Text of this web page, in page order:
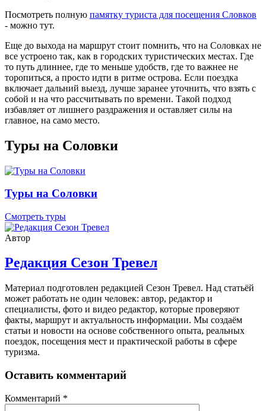
Посмотреть полную памятку туриста для посещения Словков
- можно тут.
Еще до выхода на маршрут стоит помнить, что на Соловках не
все устроено так, как в городских туристических местах. Где
то путь длиннее, где то меньше удобств, где то важнее не
торопиться, а просто идти в ритме острова. Если поездка
включает дальний выезд, лучше заранее уточнить, что взять с
собой и на что рассчитывать по времени. Такой подход
избавляет от лишнего раздражения и оставляет силы на
главное, на само место.
Туры на Соловки
Туры на Соловки
Смотреть туры
Автор
Редакция Сезон Тревел
Материал подготовлен редакцией Сезон Тревел. Над статьёй
может работать не один человек: автор, редактор и
специалисты, фото и видео редактор, которые проверяют
факты, маршрут и актуальность информации. Мы создаём
статьи и новости на основе собственного опыта, реальных
поездок, посещения мест и практической работы в сфере
туризма.
Оставить комментарий
Комментарий *